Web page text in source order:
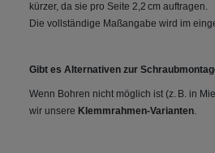
kürzer, da sie pro Seite 2,2 cm auftragen.
Die vollständige Maßangabe wird im
Gibt es Alternativen zur
Wenn Bohren nicht möglich ist (z. B. in
wir unsere Klemmrahmen-Varianten.